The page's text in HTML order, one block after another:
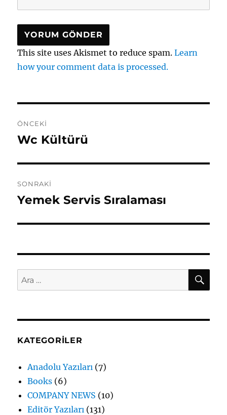
This site uses Akismet to reduce spam.Learn
how your comment data is processed.
gezinmesi
ÖNCEKI
Önceki
Wc Kültürü
SONRAKI
Sonraki
Yemek Servis Sıralaması
Ara:
KATEGORILER
Anadolu Yazıları (7)
Books (6)
COMPANY NEWS (10)
Editör Yazıları (131)